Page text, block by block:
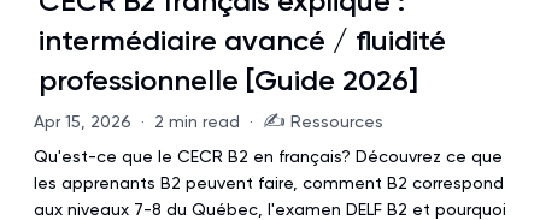
intermédiaire avancé / fluidité
professionnelle [Guide 2026]
Apr 15, 2026 · 2 min read · ✍️ Ressources
Qu'est-ce que le CECR B2 en français? Découvrez ce que
les apprenants B2 peuvent faire, comment B2 correspond
aux niveaux 7-8 du Québec, l'examen DELF B2 et pourquoi